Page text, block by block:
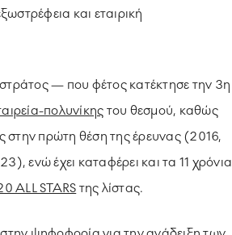
και εταιρική
— που φέτος κατέκτησε την 3η
πολυνίκης του θεσμού, καθώς
στην πρώτη θέση της έρευνας (2016,
ενώ έχει καταφέρει και τα 11 χρόνια
ALL STARS της λίστας.